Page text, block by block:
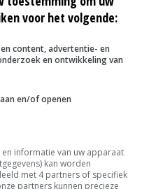
uit
de samenwerking met de
Homburg-merken in
eerste Side Shift Garford
voor het volgende:
content, advertentie- en
en ontwikkeling van
en/of openen
informatie van uw apparaat
kan worden
met 4 partners of specifiek
partners kunnen precieze